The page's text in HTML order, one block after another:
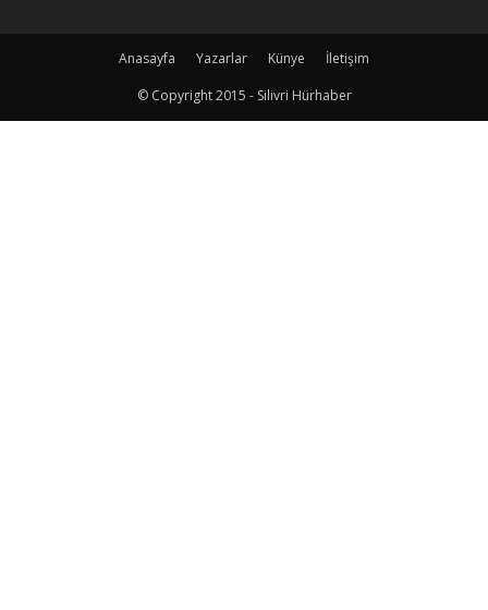
Anasayfa Yazarlar Künye
İletişim
© Copyright 2015 - Silivri Hürhaber